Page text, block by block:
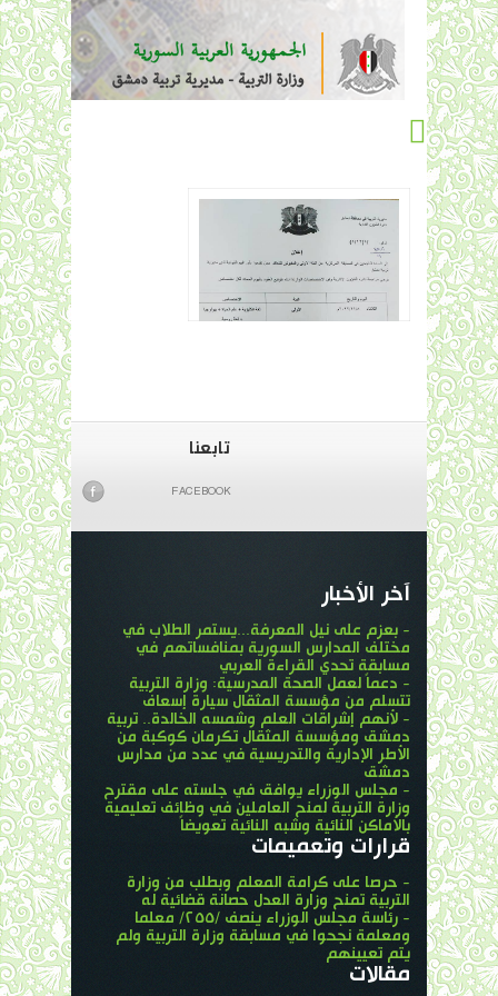
تابعنا
FACEBOOK
آخر الأخبار
- بعزم على نيل المعرفة...يستمر الطلاب في
مختلف المدارس السورية بمنافساتهم في
مسابقة تحدي القراءة العربي
- دعماً لعمل الصحة المدرسية: وزارة التربية
تتسلم من مؤسسة المثقال سيارة إسعاف
- لأنهم إشراقات العلم وشمسه الخالدة.. تربية
دمشق ومؤسسة المثقال تكرمان كوكبة من
الأطر الإدارية والتدريسية في عدد من مدارس
دمشق
- مجلس الوزراء يوافق في جلسته على مقترح
وزارة التربية لمنح العاملين في وظائف تعليمية
بالأماكن النائية وشبه النائية تعويضاً
قرارات وتعميمات
- حرصا على كرامة المعلم وبطلب من وزارة
التربية تمنح وزارة العدل حصانة قضائية له
- رئاسة مجلس الوزراء ينصف /٢٥٥/ معلما
ومعلمة نجحوا في مسابقة وزارة التربية ولم
يتم تعيينهم
مقالات